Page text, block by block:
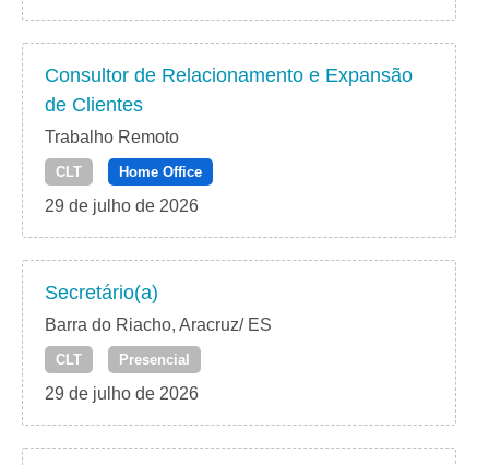
Consultor de Relacionamento e Expansão
de Clientes
Trabalho Remoto
CLT Home Office
29 de julho de 2026
Secretário(a)
Barra do Riacho, Aracruz/ ES
CLT Presencial
29 de julho de 2026